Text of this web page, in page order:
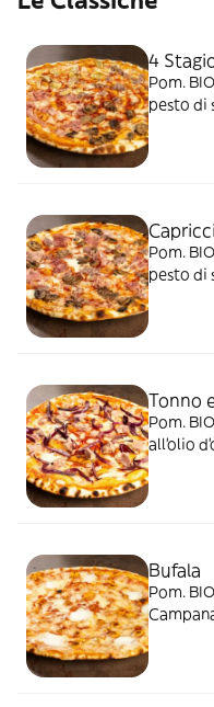
4
Pom.
pesto di
Pom.
pesto di
Tonno
Pom.
all’olio
Bufala
Pom.